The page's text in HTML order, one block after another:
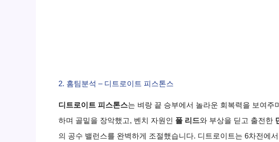
2. 홈팀분석 – 디트로이트 피스톤스
디트로이트 피스톤스는 벼랑 끝 승부에서 놀라운 회복력을 보여주
하며 골밑을 장악했고, 벤치 자원인 폴 리드와 부상을 딛고 출전한
의 공수 밸런스를 완벽하게 조절했습니다. 디트로이트는 6차전에